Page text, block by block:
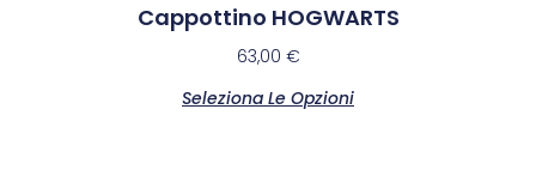
Cappottino HOGWARTS
63,00 €
Seleziona Le Opzioni